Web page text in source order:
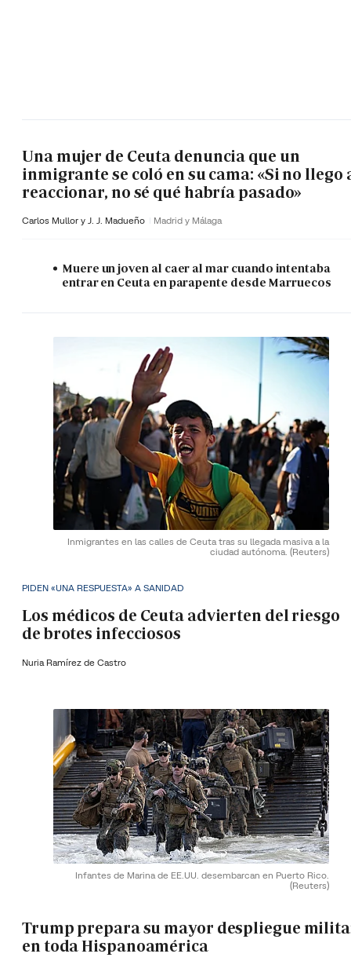
Una mujer de Ceuta denuncia que un
inmigrante se coló en su cama: «Si no llego
reaccionar, no sé qué habría pasado»
Carlos Mullor y J. J. Madueño Madrid y Málaga
Muere un joven al caer al mar cuando intentaba
entrar en Ceuta en parapente desde Marruecos
Inmigrantes en las calles de Ceuta tras su llegada masiva a la
ciudad autónoma. (Reuters)
PIDEN «UNA RESPUESTA» A SANIDAD
Los médicos de Ceuta advierten del riesgo
de brotes infecciosos
Nuria Ramírez de Castro
Infantes de Marina de EE.UU. desembarcan en Puerto Rico.
(Reuters)
Trump prepara su mayor despliegue
en toda Hispanoamérica